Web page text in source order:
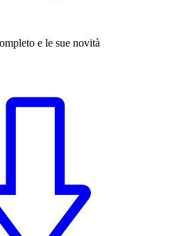
e le sue novità